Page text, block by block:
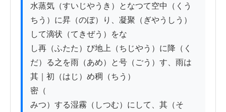
水蒸気（すいじやうき）となつて空中（くう
ちう）に昇（のぼ）り、凝聚（ぎやうしう）
して滴状（てきぜう）をな
し再（ふたた）び地上（ちじやう）に降（く
だ）る之を雨（あめ）と号（ごう）す、雨は
其｜初（はじ）め稠（ちう）
密（
みつ）する湿霧（しつむ）にして、其（そ